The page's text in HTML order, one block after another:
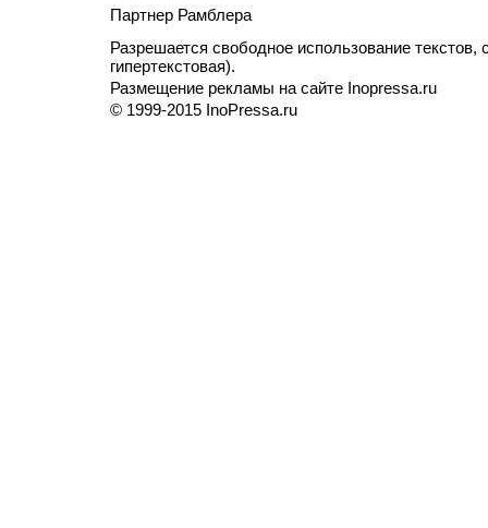
Партнер Рамблера
Разрешается свободное использование текстов,
гипертекстовая).
Размещение рекламы на сайте Inopressa.ru
© 1999-2015 InoPressa.ru